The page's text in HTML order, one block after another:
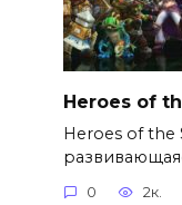
Heroes of
Heroes of the
0 2к.